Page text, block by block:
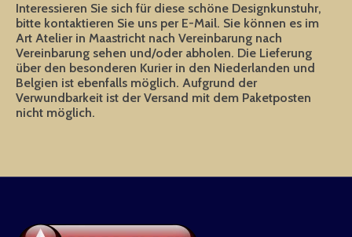
Interessieren Sie sich für diese schöne Designkunstuhr,
bitte kontaktieren Sie uns per E-Mail. Sie können es im
Art Atelier in Maastricht nach Vereinbarung nach
Vereinbarung sehen und/oder abholen. Die Lieferung
über den besonderen Kurier in den Niederlanden und
Belgien ist ebenfalls möglich. Aufgrund der
Verwundbarkeit ist der Versand mit dem Paketposten
nicht möglich.